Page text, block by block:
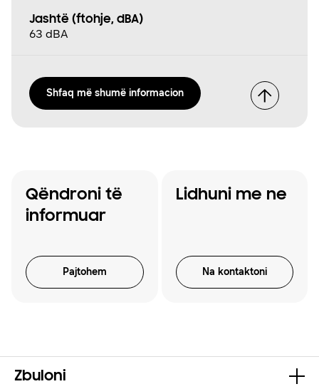
Jashtë (ftohje, dBA)
63 dBA
Shfaq më shumë informacion
Qëndroni të
informuar
Pajtohem
Lidhuni me ne
Na kontaktoni
Zbuloni